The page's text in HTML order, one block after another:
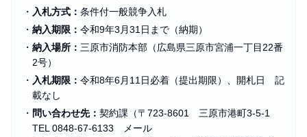
・ 入札方式： 条件付一般競争入札
・ 納入期限： 令和9年3月31日まで（納期）
・ 納入場所： 三原市消防本部（広島県三原市宮浦一丁目22番
2号）
・ 入札期限： 令和8年6月11日必着（提出期限）、開札日 記
載なし
・ 問い合わせ先： 契約課（〒723-8601 三原市港町3-5-1
TEL 0848-67-6133 メール